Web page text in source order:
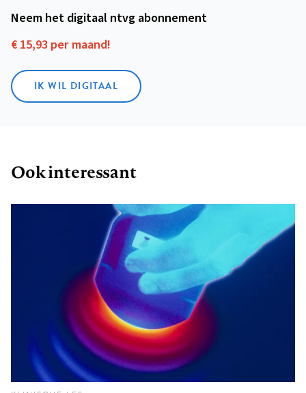
Neem het digitaal ntvg abonnement
€ 15,93 per maand!
IK WIL DIGITAAL
Ook interessant